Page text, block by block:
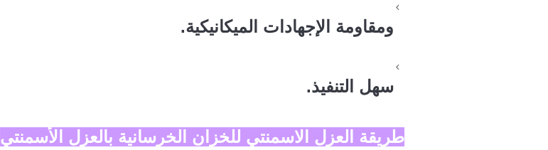
ومقاومة الإجهادات الميكانيكية.
سهل التنفيذ.
طريقة العزل الاسمنتي للخزان الخرسانية بالعزل الأسمنتي